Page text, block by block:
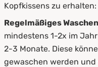
Kopfkissens zu erhalten:
Regelmäßiges Waschen
mindestens 1-2x im
2-3 Monate. Diese
gewaschen werden